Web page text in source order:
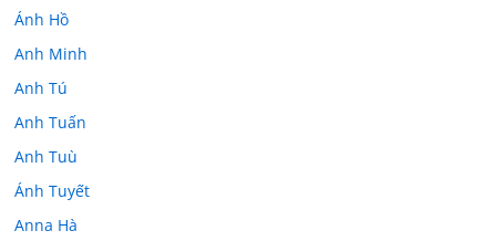
Ánh Hồ
Anh Minh
Anh Tú
Anh Tuấn
Anh Tuù
Ánh Tuyết
Anna Hà